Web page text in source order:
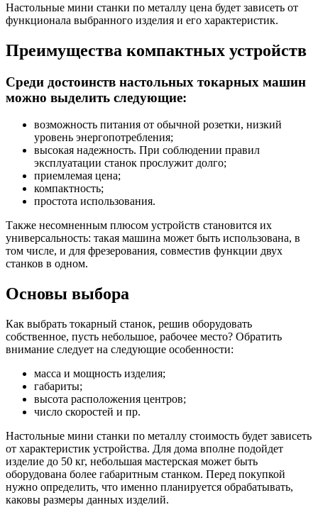
Настольные мини станки по металлу цена будет зависеть от
функционала выбранного изделия и его характеристик.
Преимущества компактных устройств
Среди достоинств настольных токарных машин
можно выделить следующие:
возможность питания от обычной розетки, низкий
уровень энергопотребления;
высокая надежность. При соблюдении правил
эксплуатации станок прослужит долго;
приемлемая цена;
компактность;
простота использования.
Также несомненным плюсом устройств становится их
универсальность: такая машина может быть использована, в
том числе, и для фрезерования, совместив функции двух
станков в одном.
Основы выбора
Как выбрать токарный станок, решив оборудовать
собственное, пусть небольшое, рабочее место? Обратить
внимание следует на следующие особенности:
масса и мощность изделия;
габариты;
высота расположения центров;
число скоростей и пр.
Настольные мини станки по металлу стоимость будет зависеть
от характеристик устройства. Для дома вполне подойдет
изделие до 50 кг, небольшая мастерская может быть
оборудована более габаритным станком. Перед покупкой
нужно определить, что именно планируется обрабатывать,
каковы размеры данных изделий.